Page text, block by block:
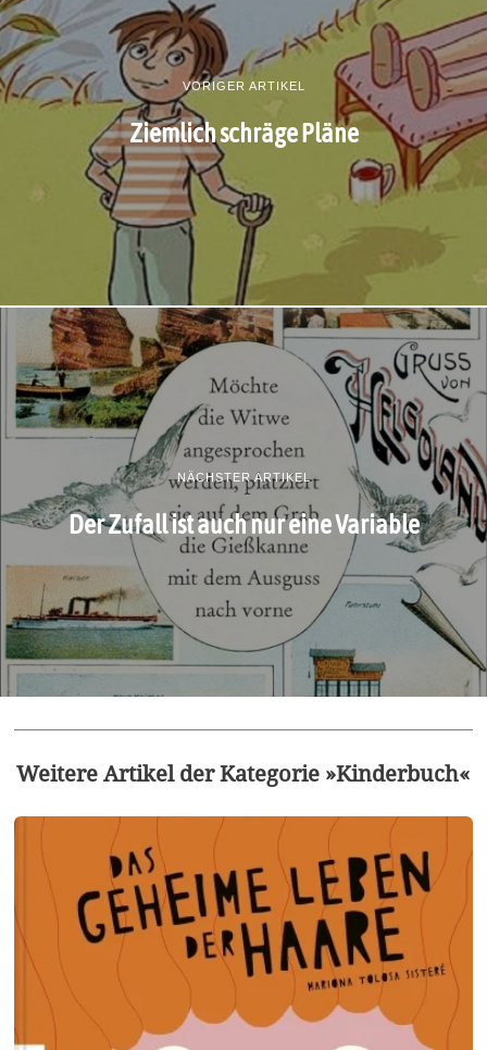
VORIGER ARTIKEL
Ziemlich schräge Pläne
NÄCHSTER ARTIKEL
Der Zufall ist auch nur eine Variable
Weitere Artikel der Kategorie »Kinderbuch«